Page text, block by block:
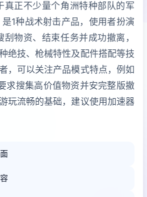
真正不少量个角洲特种部队的军
1种战术射击产品，使用者扮演
刮物资、结束任务并成功撤离，
绝技、枪械特性及配件搭配等技
，可以关注产品模式特点，例如
求搜集高价值物资并安完整版撤
玩流畅的基础，建议使用加速器